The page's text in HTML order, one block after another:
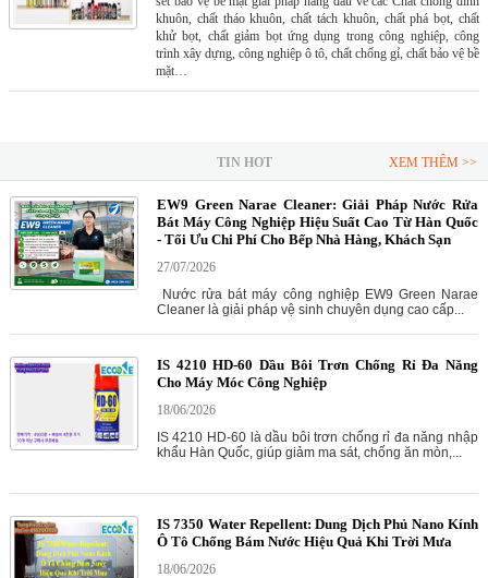
khuôn, chất tháo khuôn, chất tách khuôn, chất phá bọt, chất
khử bọt, chất giảm bọt ứng dụng trong công nghiệp, công
trình xây dựng, công nghiệp ô tô, chất chống gỉ, chất bảo vệ bề
mặt…
TIN HOT XEM THÊM >>
EW9 Green Narae Cleaner: Giải Pháp Nước Rửa
Bát Máy Công Nghiệp Hiệu Suất Cao Từ Hàn Quốc
- Tối Ưu Chi Phí Cho Bếp Nhà Hàng, Khách Sạn
27/07/2026
Nước rửa bát máy công nghiệp EW9 Green Narae
Cleaner là giải pháp vệ sinh chuyên dụng cao cấp...
IS 4210 HD-60 Dầu Bôi Trơn Chống Rỉ Đa Năng
Cho Máy Móc Công Nghiệp
18/06/2026
IS 4210 HD-60 là dầu bôi trơn chống rỉ đa năng nhập
khẩu Hàn Quốc, giúp giảm ma sát, chống ăn mòn,...
IS 7350 Water Repellent: Dung Dịch Phủ Nano Kính
Ô Tô Chống Bám Nước Hiệu Quả Khi Trời Mưa
18/06/2026